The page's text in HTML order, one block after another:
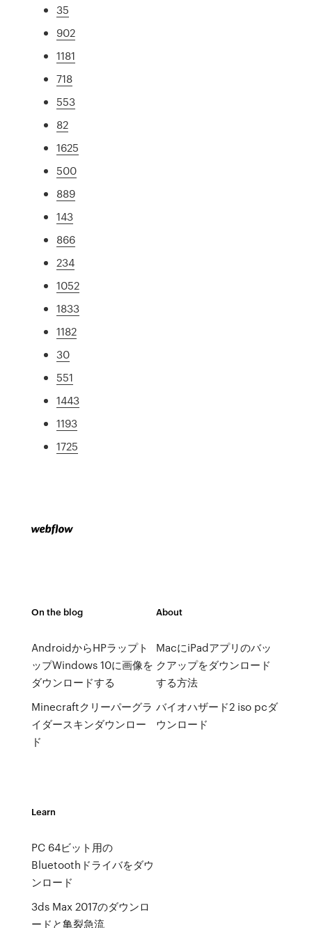
35
902
1181
718
553
82
1625
500
889
143
866
234
1052
1833
1182
30
551
1443
1193
1725
On the blog
AndroidからHPラップト
ップWindows 10に画像を
ダウンロードする
Minecraftクリーパーグラ
イダースキンダウンロー
ド
About
MacにiPadアプリのバッ
クアップをダウンロード
する方法
バイオハザード2 iso pcダ
ウンロード
Learn
PC 64ビット用の
Bluetoothドライバをダウ
ンロード
3ds Max 2017のダウンロ
ードと亀裂急流